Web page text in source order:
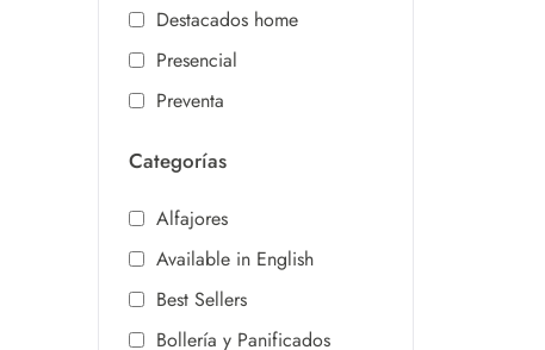
Destacados home
Presencial
Preventa
Categorías
Alfajores
Available in English
Best Sellers
Bollería y Panificados